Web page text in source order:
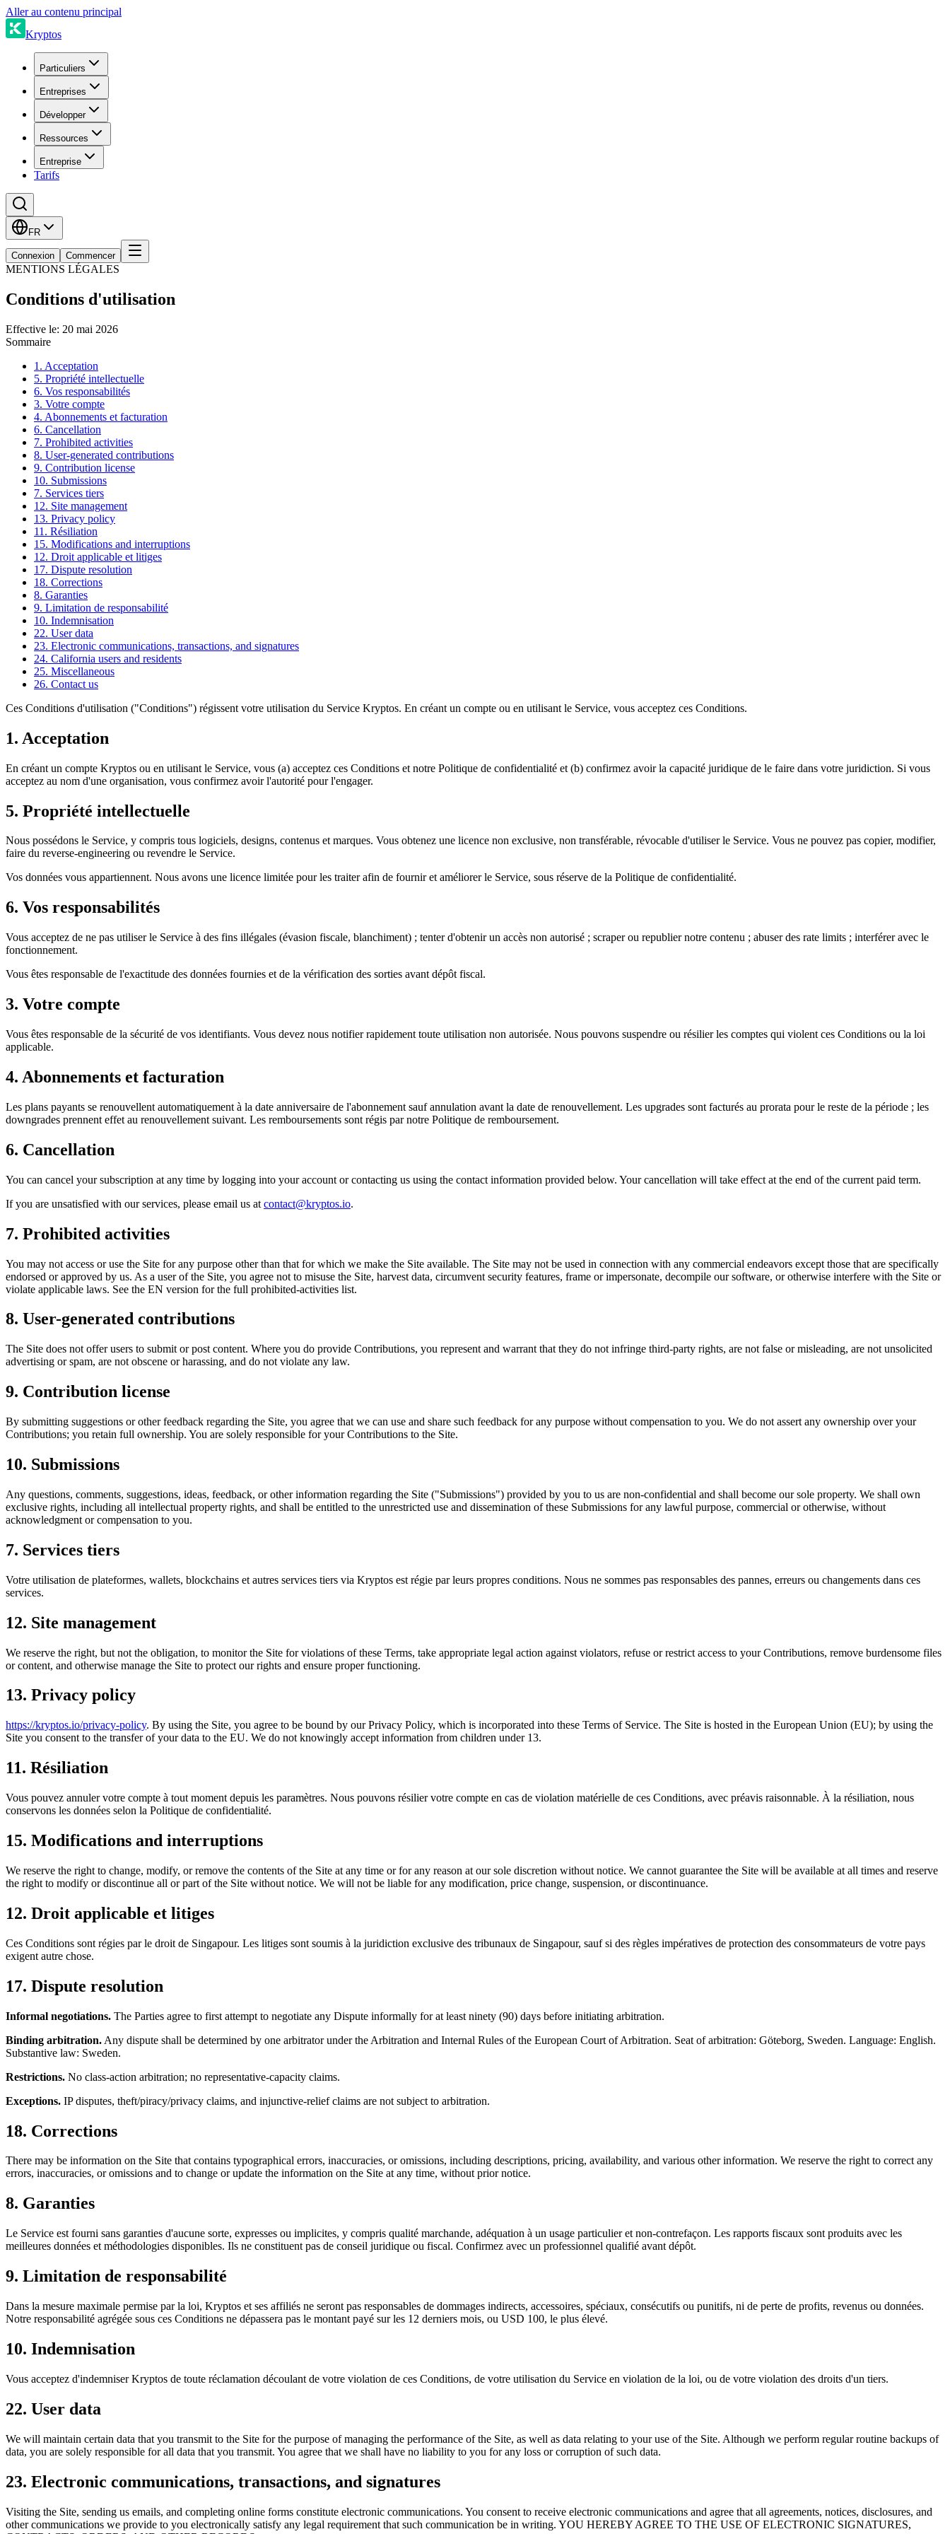
Aller au contenu principal
Kryptos
Particuliers
Entreprises
Développer
Ressources
Entreprise
Tarifs
FR
Connexion Commencer
MENTIONS LÉGALES
Conditions d'utilisation
Effective le: 20 mai 2026
Sommaire
1. Acceptation
5. Propriété intellectuelle
6. Vos responsabilités
3. Votre compte
4. Abonnements et facturation
6. Cancellation
7. Prohibited activities
8. User-generated contributions
9. Contribution license
10. Submissions
7. Services tiers
12. Site management
13. Privacy policy
11. Résiliation
15. Modifications and interruptions
12. Droit applicable et litiges
17. Dispute resolution
18. Corrections
8. Garanties
9. Limitation de responsabilité
10. Indemnisation
22. User data
23. Electronic communications, transactions, and signatures
24. California users and residents
25. Miscellaneous
26. Contact us
Ces Conditions d'utilisation ("Conditions") régissent votre utilisation du Service Kryptos. En créant un compte ou en utilisant le Service, vous acceptez ces Conditions.
1. Acceptation
En créant un compte Kryptos ou en utilisant le Service, vous (a) acceptez ces Conditions et notre Politique de confidentialité et (b) confirmez avoir la capacité juridique de le faire dans votre juridiction. Si vous
acceptez au nom d'une organisation, vous confirmez avoir l'autorité pour l'engager.
5. Propriété intellectuelle
Nous possédons le Service, y compris tous logiciels, designs, contenus et marques. Vous obtenez une licence non exclusive, non transférable, révocable d'utiliser le Service. Vous ne pouvez pas copier, modifier,
faire du reverse-engineering ou revendre le Service.
Vos données vous appartiennent. Nous avons une licence limitée pour les traiter afin de fournir et améliorer le Service, sous réserve de la Politique de confidentialité.
6. Vos responsabilités
Vous acceptez de ne pas utiliser le Service à des fins illégales (évasion fiscale, blanchiment) ; tenter d'obtenir un accès non autorisé ; scraper ou republier notre contenu ; abuser des rate limits ; interférer avec le
fonctionnement.
Vous êtes responsable de l'exactitude des données fournies et de la vérification des sorties avant dépôt fiscal.
3. Votre compte
Vous êtes responsable de la sécurité de vos identifiants. Vous devez nous notifier rapidement toute utilisation non autorisée. Nous pouvons suspendre ou résilier les comptes qui violent ces Conditions ou la loi
applicable.
4. Abonnements et facturation
Les plans payants se renouvellent automatiquement à la date anniversaire de l'abonnement sauf annulation avant la date de renouvellement. Les upgrades sont facturés au prorata pour le reste de la période ; les
downgrades prennent effet au renouvellement suivant. Les remboursements sont régis par notre Politique de remboursement.
6. Cancellation
You can cancel your subscription at any time by logging into your account or contacting us using the contact information provided below. Your cancellation will take effect at the end of the current paid term.
If you are unsatisfied with our services, please email us at contact@kryptos.io.
7. Prohibited activities
You may not access or use the Site for any purpose other than that for which we make the Site available. The Site may not be used in connection with any commercial endeavors except those that are specifically
endorsed or approved by us. As a user of the Site, you agree not to misuse the Site, harvest data, circumvent security features, frame or impersonate, decompile our software, or otherwise interfere with the Site or
violate applicable laws. See the EN version for the full prohibited-activities list.
8. User-generated contributions
The Site does not offer users to submit or post content. Where you do provide Contributions, you represent and warrant that they do not infringe third-party rights, are not false or misleading, are not unsolicited
advertising or spam, are not obscene or harassing, and do not violate any law.
9. Contribution license
By submitting suggestions or other feedback regarding the Site, you agree that we can use and share such feedback for any purpose without compensation to you. We do not assert any ownership over your
Contributions; you retain full ownership. You are solely responsible for your Contributions to the Site.
10. Submissions
Any questions, comments, suggestions, ideas, feedback, or other information regarding the Site ("Submissions") provided by you to us are non-confidential and shall become our sole property. We shall own
exclusive rights, including all intellectual property rights, and shall be entitled to the unrestricted use and dissemination of these Submissions for any lawful purpose, commercial or otherwise, without
acknowledgment or compensation to you.
7. Services tiers
Votre utilisation de plateformes, wallets, blockchains et autres services tiers via Kryptos est régie par leurs propres conditions. Nous ne sommes pas responsables des pannes, erreurs ou changements dans ces
services.
12. Site management
We reserve the right, but not the obligation, to monitor the Site for violations of these Terms, take appropriate legal action against violators, refuse or restrict access to your Contributions, remove burdensome files
or content, and otherwise manage the Site to protect our rights and ensure proper functioning.
13. Privacy policy
https://kryptos.io/privacy-policy. By using the Site, you agree to be bound by our Privacy Policy, which is incorporated into these Terms of Service. The Site is hosted in the European Union (EU); by using the
Site you consent to the transfer of your data to the EU. We do not knowingly accept information from children under 13.
11. Résiliation
Vous pouvez annuler votre compte à tout moment depuis les paramètres. Nous pouvons résilier votre compte en cas de violation matérielle de ces Conditions, avec préavis raisonnable. À la résiliation, nous
conservons les données selon la Politique de confidentialité.
15. Modifications and interruptions
We reserve the right to change, modify, or remove the contents of the Site at any time or for any reason at our sole discretion without notice. We cannot guarantee the Site will be available at all times and reserve
the right to modify or discontinue all or part of the Site without notice. We will not be liable for any modification, price change, suspension, or discontinuance.
12. Droit applicable et litiges
Ces Conditions sont régies par le droit de Singapour. Les litiges sont soumis à la juridiction exclusive des tribunaux de Singapour, sauf si des règles impératives de protection des consommateurs de votre pays
exigent autre chose.
17. Dispute resolution
Informal negotiations. The Parties agree to first attempt to negotiate any Dispute informally for at least ninety (90) days before initiating arbitration.
Binding arbitration. Any dispute shall be determined by one arbitrator under the Arbitration and Internal Rules of the European Court of Arbitration. Seat of arbitration: Göteborg, Sweden. Language: English.
Substantive law: Sweden.
Restrictions. No class-action arbitration; no representative-capacity claims.
Exceptions. IP disputes, theft/piracy/privacy claims, and injunctive-relief claims are not subject to arbitration.
18. Corrections
There may be information on the Site that contains typographical errors, inaccuracies, or omissions, including descriptions, pricing, availability, and various other information. We reserve the right to correct any
errors, inaccuracies, or omissions and to change or update the information on the Site at any time, without prior notice.
8. Garanties
Le Service est fourni sans garanties d'aucune sorte, expresses ou implicites, y compris qualité marchande, adéquation à un usage particulier et non-contrefaçon. Les rapports fiscaux sont produits avec les
meilleures données et méthodologies disponibles. Ils ne constituent pas de conseil juridique ou fiscal. Confirmez avec un professionnel qualifié avant dépôt.
9. Limitation de responsabilité
Dans la mesure maximale permise par la loi, Kryptos et ses affiliés ne seront pas responsables de dommages indirects, accessoires, spéciaux, consécutifs ou punitifs, ni de perte de profits, revenus ou données.
Notre responsabilité agrégée sous ces Conditions ne dépassera pas le montant payé sur les 12 derniers mois, ou USD 100, le plus élevé.
10. Indemnisation
Vous acceptez d'indemniser Kryptos de toute réclamation découlant de votre violation de ces Conditions, de votre utilisation du Service en violation de la loi, ou de votre violation des droits d'un tiers.
22. User data
We will maintain certain data that you transmit to the Site for the purpose of managing the performance of the Site, as well as data relating to your use of the Site. Although we perform regular routine backups of
data, you are solely responsible for all data that you transmit. You agree that we shall have no liability to you for any loss or corruption of such data.
23. Electronic communications, transactions, and signatures
Visiting the Site, sending us emails, and completing online forms constitute electronic communications. You consent to receive electronic communications and agree that all agreements, notices, disclosures, and
other communications we provide to you electronically satisfy any legal requirement that such communication be in writing. YOU HEREBY AGREE TO THE USE OF ELECTRONIC SIGNATURES,